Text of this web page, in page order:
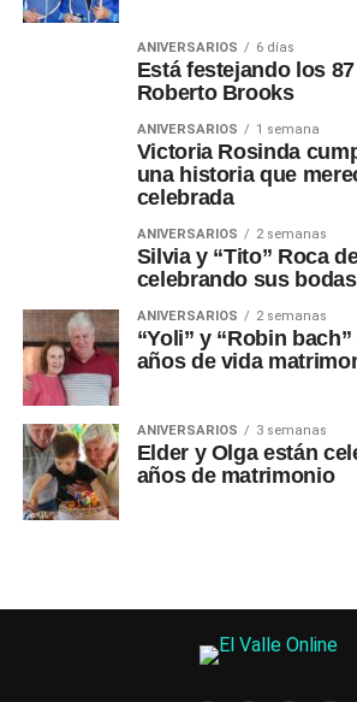
ANIVERSARIOS 6 días
Está festejando los
Roberto Brooks
ANIVERSARIOS 1 semana
Victoria Rosinda
una historia que
celebrada
ANIVERSARIOS 2 semanas
Silvia y “Tito” Roca
celebrando sus
ANIVERSARIOS 2 semanas
“Yoli” y “Robin
años de vida
ANIVERSARIOS 3 semanas
Elder y Olga están
años de matrimonio